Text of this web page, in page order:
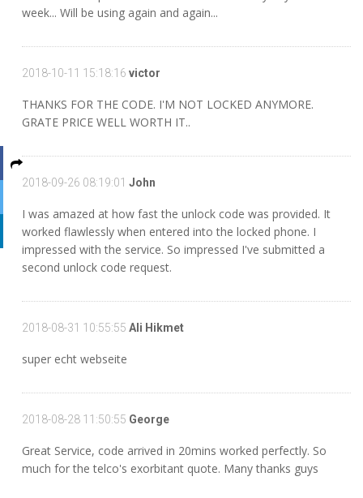
week... Will be using again and again...
2018-10-11 15:18:16 victor
THANKS FOR THE CODE. I'M NOT LOCKED ANYMORE.
GRATE PRICE WELL WORTH IT..
2018-09-26 08:19:01 John
I was amazed at how fast the unlock code was provided. It
worked flawlessly when entered into the locked phone. I
impressed with the service. So impressed I've submitted a
second unlock code request.
2018-08-31 10:55:55 Ali Hikmet
super echt webseite
2018-08-28 11:50:55 George
Great Service, code arrived in 20mins worked perfectly. So
much for the telco's exorbitant quote. Many thanks guys